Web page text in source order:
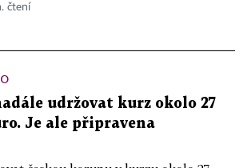
čtení
udržovat kurz okolo 27
Je ale připravena